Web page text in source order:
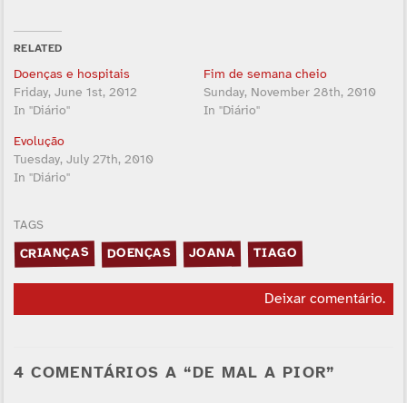
RELATED
Doenças e hospitais
Friday, June 1st, 2012
In "Diário"
Fim de semana cheio
Sunday, November 28th, 2010
In "Diário"
Evolução
Tuesday, July 27th, 2010
In "Diário"
TAGS
CRIANÇAS DOENÇAS JOANA TIAGO
Deixar comentário.
4 COMENTÁRIOS A “DE MAL A PIOR”